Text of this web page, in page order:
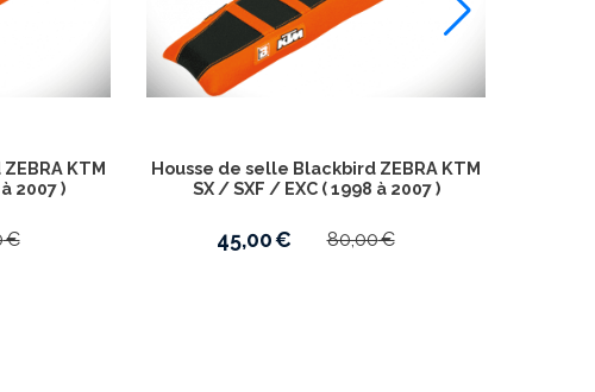
KTM
2007 )
€
Housse de selle Blackbird ZEBRA KTM
SX / SXF / EXC ( 1998 à 2007 )
45,00€ 80,00€